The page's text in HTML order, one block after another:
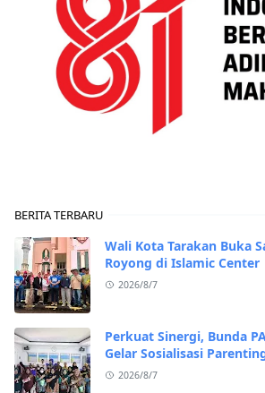
BERITA TERBARU
Wali Kota Tarakan Buka
Royong di Islamic Center
2026/8/7
Perkuat Sinergi, Bunda
Gelar Sosialisasi
2026/8/7